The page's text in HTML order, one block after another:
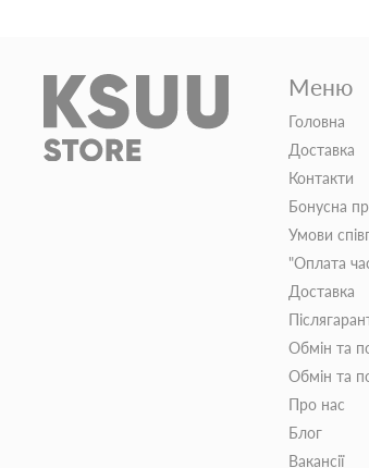
Меню
Головна
Доставка
Контакти
Бонусна
Умови
"Оплата
Доставка
Обмін та
Обмін та
Про нас
Блог
Вакансії